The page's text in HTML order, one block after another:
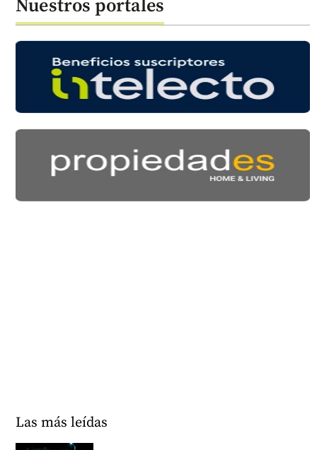
Nuestros portales
Las más leídas